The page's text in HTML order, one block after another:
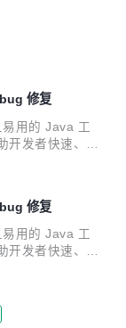
修复
用的 Java 工
发者快速、便
据库 JDBC、JS
要的几个bug
的反射类不回
修复
用的 Java 工
开发者快速、便
据库 JDBC、JS
种不同的开发